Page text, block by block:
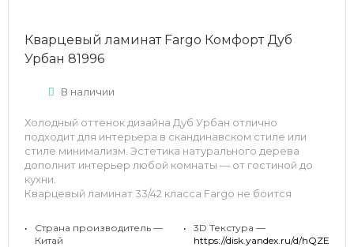
Кварцевый ламинат Fargo Комфорт Дуб
Урбан 81996
В наличии
Холодный оттенок дизайна Дуб Урбан отлично
подходит для интерьера в скандинавском стиле или
стиле минимализм. Эстетика натурального дерева
дополнит интерьер любой комнаты — от гостиной до
кухни.
Кварцевый ламинат 33/42 класса Fargo не боится
•
Страна производитель —
Китай
•
3D Текстура —
https://disk.yandex.ru/d/